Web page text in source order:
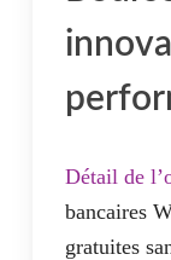
Carte à
Détail de
bancaires
gratuites